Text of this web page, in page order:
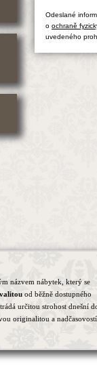
Odeslané
o ochraně
uvedeného
názvem nábytek, který se
od běžně dostupného
určitou strohost dnešní
originalitou a nadčasovostí.